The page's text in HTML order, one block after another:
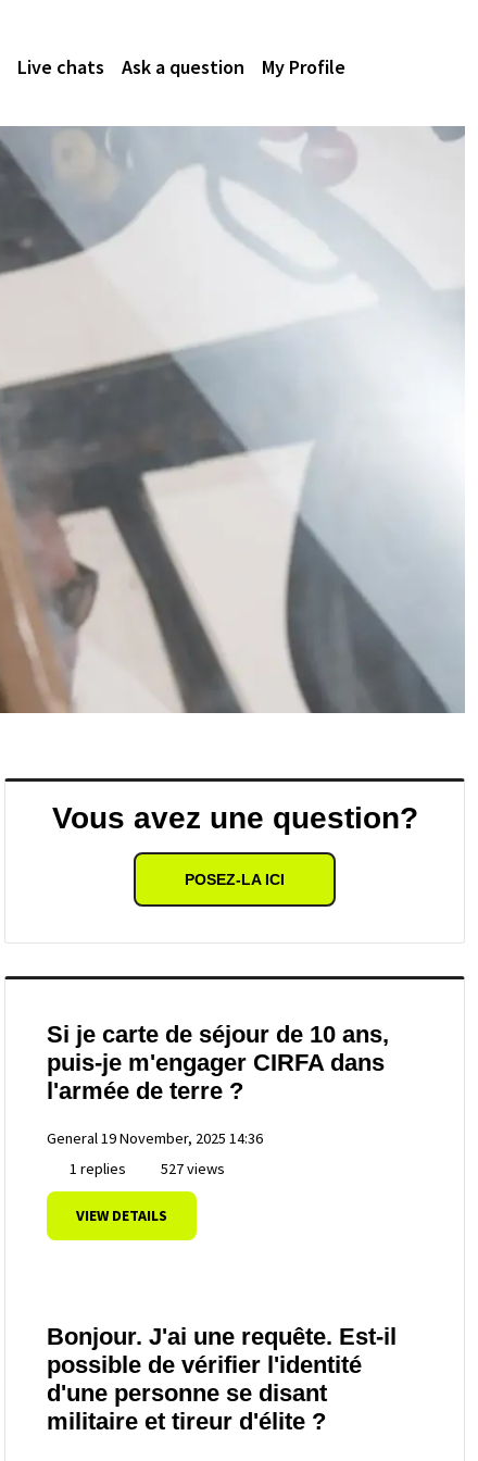
Live chats Ask a question My Profile
Vous avez une question?
POSEZ-LA ICI
Si je carte de séjour de 10 ans,
puis-je m'engager CIRFA dans
l'armée de terre ?
General19 November, 2025 14:36
1 replies
527 views
VIEW DETAILS
Bonjour. J'ai une requête. Est-il
possible de vérifier l'identité
d'une personne se disant
militaire et tireur d'élite ?